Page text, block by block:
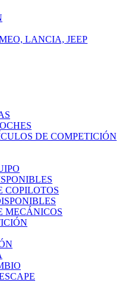
LANCIA, JEEP
DE COMPETICIÓN
COPILOTOS
MECÁNICOS